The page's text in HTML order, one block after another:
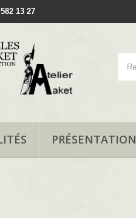
13 27
PRÉSENTATION